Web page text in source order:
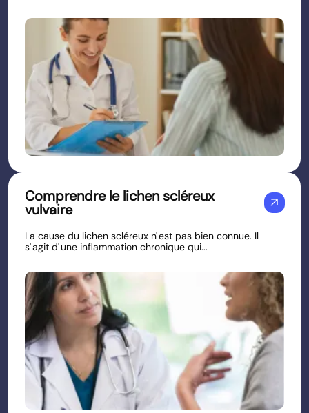
Comprendre le lichen scléreux
vulvaire arrow_outward
La cause du lichen scléreux n' est pas bien connue. Il
s' agit d' une inflammation chronique qui...